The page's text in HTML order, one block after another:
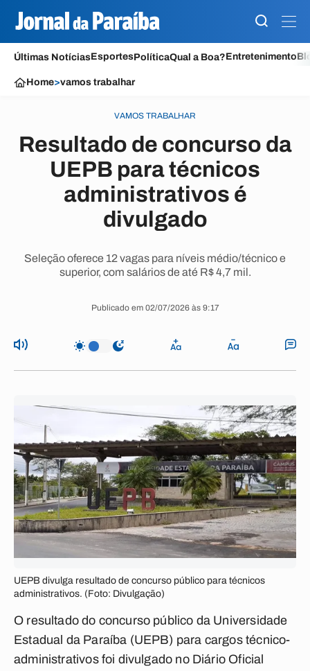
Últimas NotíciasEsportesPolíticaQual a Boa?Entretenimento
Home>vamos trabalhar
VAMOS TRABALHAR
Resultado de concurso da
UEPB para técnicos
administrativos é
divulgado
Seleção oferece 12 vagas para níveis médio/técnico e
superior, com salários de até R$ 4,7 mil.
Publicado em 02/07/2026 às 9:17
UEPB divulga resultado de concurso público para técnicos
administrativos. (Foto: Divulgação)
O resultado do concurso público da Universidade
Estadual da Paraíba (UEPB) para cargos técnico-
administrativos foi divulgado no Diário Oficial